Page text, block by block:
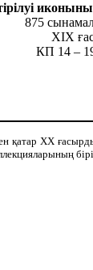
875
ХІХ
КП 14 –
қатар ХХ